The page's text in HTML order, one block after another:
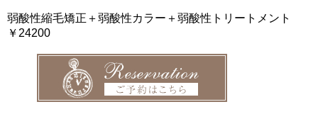
弱酸性縮毛矯正＋弱酸性カラー＋弱酸性トリートメント
￥24200